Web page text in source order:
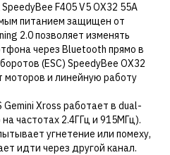
F405 V5 OX32 55A
питанием защищен от
2.0 позволяет изменять
через Bluetooth прямо в
(ESC) SpeedyBee OX32
моторов и линейную работу
Gemini Xross работает в dual-
частотах 2.4ГГц и 915МГц).
угнетение или помеху,
идти через другой канал.